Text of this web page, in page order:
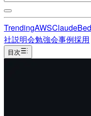
TrendingAWSClaude
社説明会勉強会事例採用
目次